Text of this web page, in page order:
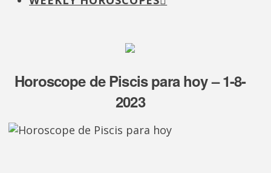
Horoscope de Piscis para hoy – 1-8-
2023